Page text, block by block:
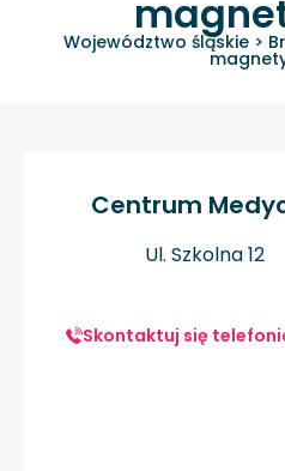
Województwo śląskie >
Centrum
Ul. Szkolna 12
Skontaktuj się